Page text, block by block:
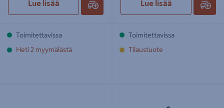
Lue lisää
Toimitettavissa
Heti 2 myymälästä
Lue lisää
Toimitettavissa
Tilaustuote